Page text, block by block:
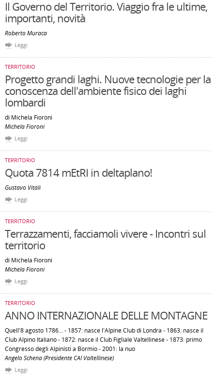
Il Governo del Territorio. Viaggio fra le ultime,
importanti, novità
Roberto Muraca
Leggi
TERRITORIO
Progetto grandi laghi. Nuove tecnologie per la
conoscenza dell'ambiente fisico dei laghi
lombardi
di Michela Fioroni
Michela Fioroni
Leggi
TERRITORIO
Quota 7814 mEtRI in deltaplano!
Gustavo Vitali
Leggi
TERRITORIO
Terrazzamenti, facciamoli vivere - Incontri sul
territorio
di Michela Fioroni
Michela Fioroni
Leggi
TERRITORIO
ANNO INTERNAZIONALE DELLE MONTAGNE
Quell'8 agosto 1786... - 1857: nasce l'Alpine Club di Londra - 1863: nasce il
Club Alpino Italiano - 1872: nasce il Club Figliale Valtellinese - 1873: primo
Congresso degli Alpinisti a Bormio - 2001: la nuo
Angelo Schena (Presidente CAI Valtellinese)
Leggi